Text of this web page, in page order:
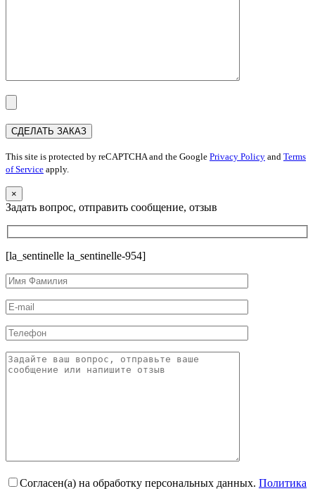
This site is protected by reCAPTCHA and the Google Privacy Policy and Terms
of Service apply.
×
Задать вопрос, отправить сообщение, отзыв
[la_sentinelle la_sentinelle-954]
Согласен(а) на обработку персональных данных. Политика